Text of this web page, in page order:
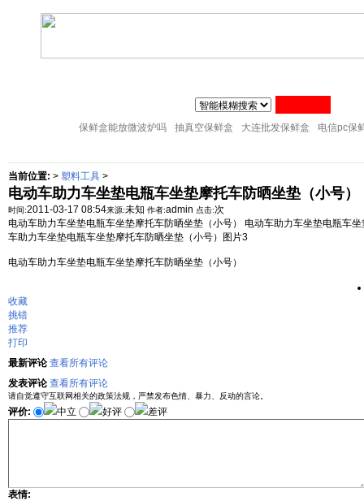
塑料整理箱 塑料储物架
保鲜盒能放微波炉吗 抽真空保鲜盒 大连批发保鲜盒 电信pc保
当前位置: > 塑料工具 >
电动车助力车坐垫电瓶车坐垫摩托车防晒坐垫（小号）
时间:2011-03-17 08:54来源:未知 作者:admin 点击:次
电动车助力车坐垫电瓶车坐垫摩托车防晒坐垫（小号） 电动车助力车坐垫电瓶车
车助力车坐垫电瓶车坐垫摩托车防晒坐垫（小号）图片3
电动车助力车坐垫电瓶车坐垫摩托车防晒坐垫（小号）
收藏
挑错
推荐
打印
最新评论 查看所有评论
发表评论 查看所有评论
请自觉遵守互联网相关的政策法规，严禁发布色情、暴力、反动的言论。
评价: 中立 好评 差评
表情: